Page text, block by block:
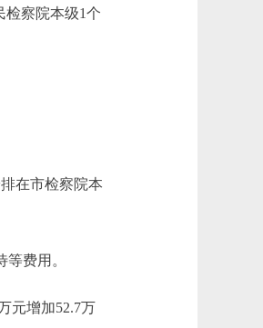
察院本级1个
在市检察院本
费用。
元增加52.7万